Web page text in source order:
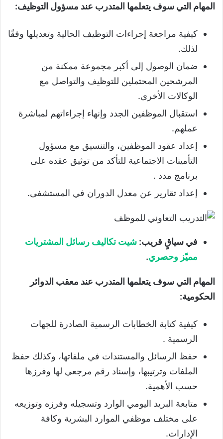
المهام التي سوف يتعلمها المتدرب عند مسؤول التوظيف:
كيفية مراجعة إجراءات التوظيف الحالية وتعديلها وفقًا
لذلك.
ضمان الوصول إلى أكبر مجموعة ممكنة من
المرشحين المحتملين للتوظيف والتواصل مع
الوكالات الأخرى.
استقبال الموظفين الجدد وإنهاء إجراءاتهم لمباشرة
عملهم.
إعداد عقود الموظفين، والتنسيق مع مسؤول
التأمينات الاجتماعية للتأكد من توثيق عقده على
برنامج مدد .
إعداد تقارير عن معدل الدوران في المستشفى.
في سياقٍ قريب: شيت تكاليف رسائل المشتريات
مميّز وحصري.
المهام التي سوف يتعلمها المتدرب عند معقب الدوائر
الحكومية:
كيفية كتابة الخطابات الرسمية الصادرة للجهات
الرسمية .
حفظ الرسائل والمستندات في ملفاتها، وكذلك حفظ
الملفات وترتيبها، وإسناد رقم مرجعي لها وفرزها
حسب الأهمية.
متابعة البريد اليومي الوارد وتسجيله وفرزه وتوزيعه
على مختلف موظفي الموارد البشرية وكافة
الإدارات.